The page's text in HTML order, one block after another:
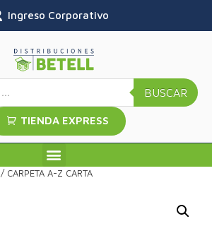
Ingreso Corporativo
BUSCAR
TIENDA EXPRESS
/ CARPETA A-Z CARTA